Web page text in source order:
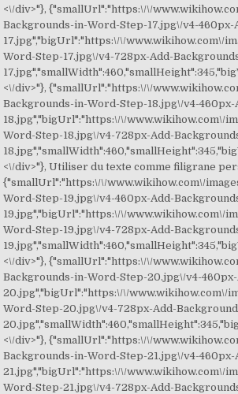
<\/div>"}, {"smallUrl":"https:\/\/
Backgrounds-in-Word-Step-17.jpg\/v4-
17.jpg","bigUrl":"https:\/\/www.wikihow.com\/
Word-Step-17.jpg\/v4-728px-Add-
<\/div>"}, {"smallUrl":"https:\/\/
Backgrounds-in-Word-Step-18.jpg\/v4-
18.jpg","bigUrl":"https:\/\/www.wikihow.com\/
Word-Step-18.jpg\/v4-728px-Add-
<\/div>"}, Utiliser du texte comme filigrane
{"smallUrl":"https:\/\/www.wikihow.com\/
Word-Step-19.jpg\/v4-460px-Add-
19.jpg","bigUrl":"https:\/\/www.wikihow.com\/
Word-Step-19.jpg\/v4-728px-Add-
<\/div>"}, {"smallUrl":"https:\/\/
Backgrounds-in-Word-Step-20.jpg\/v4-
20.jpg","bigUrl":"https:\/\/www.wikihow.com\/
Word-Step-20.jpg\/v4-728px-Add-
<\/div>"}, {"smallUrl":"https:\/\/
Backgrounds-in-Word-Step-21.jpg\/v4-
21.jpg","bigUrl":"https:\/\/www.wikihow.com\/
Word-Step-21.jpg\/v4-728px-Add-